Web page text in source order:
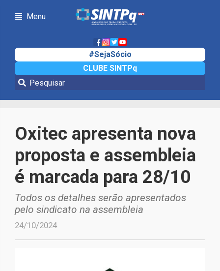
Menu
#SejaSócio
CLUBE SINTPq
Notícias
Oxitec apresenta nova
proposta e assembleia
é marcada para 28/10
Todos os detalhes serão apresentados
pelo sindicato na assembleia
24/10/2024